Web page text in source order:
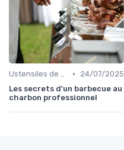
Ustensiles de Barbecue •
24/07/2025
Les secrets d'un barbecue au
charbon professionnel